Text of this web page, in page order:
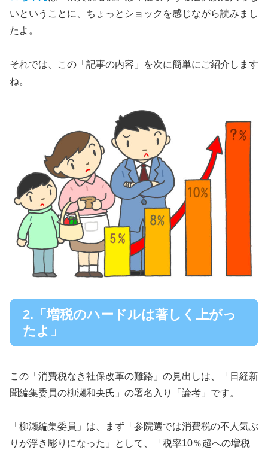
いということに、ちょっとショックを感じながら読みまし
たよ。
それでは、この「記事の内容」を次に簡単にご紹介します
ね。
2.「増税のハードルは著しく上がっ
たよ」
この「消費税なき社保改革の難路」の見出しは、「日経新
聞編集委員の柳瀬和央氏」の署名入り「論考」です。
「柳瀬編集委員」は、まず「参院選では消費税の不人気ぶ
りが浮き彫りになった」として、「税率10％超への増税